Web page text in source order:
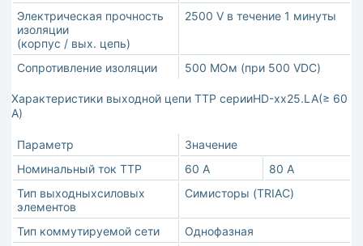
Электрическая прочность
изоляции
(корпус / вых. цепь)
2500 V в течение 1 минуты
Сопротивление изоляции 500 МОм (при 500 VDC)
Характеристики выходной цепи ТТР серииHD-хх25.LA(≥ 60
А)
Параметр
Значение
Номинальный ток ТТР
60 A
80 A
Тип выходныхсиловых
элементов
Симисторы (TRIAC)
Тип коммутируемой сети Однофазная